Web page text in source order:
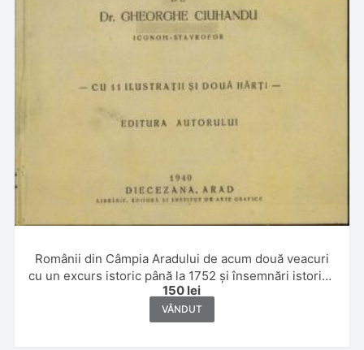
Românii din Câmpia Aradului de acum două veacuri
cu un excurs istoric până la 1752 și însemnări istorice
politice ulterioare de Gheorghe Ciuhandu, 1940,
editura autorului, Arad
150 lei
VÂNDUT